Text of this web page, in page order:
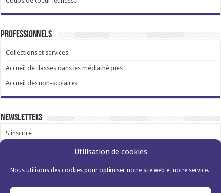
Utilisation de cookies
Nous utilisons des cookies pour optimiser notre site web et notre service.
Professionnels
Collections et services
Accueil de classes dans les médiathèques
Accueil des non-scolaires
Newsletters
S'inscrire